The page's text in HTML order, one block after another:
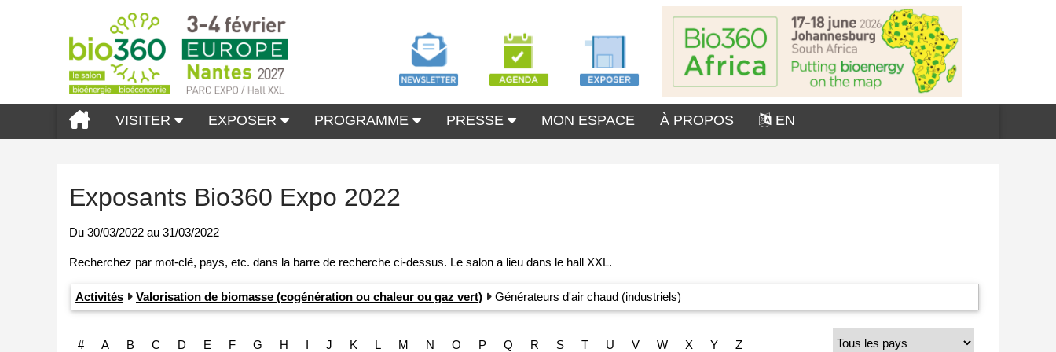
VISITER EXPOSER PROGRAMME PRESSE MON ESPACE À PROPOS EN
Exposants Bio360 Expo 2022
Du 30/03/2022 au 31/03/2022
Activités Valorisation de biomasse (cogénération ou chaleur ou gaz vert) Générateurs d'air chaud (industriels)
# A B C D E F G H I J K L M N O P Q R S T U V W X Y Z